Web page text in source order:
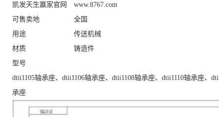
凯发天生赢家官网
www.8767.com
可售卖地
全国
用途
传送机械
材质
铸造件
型号
dtii1105轴承座、dtii1106轴承座、dtii1108轴承座、dtii1110轴承座、
承座